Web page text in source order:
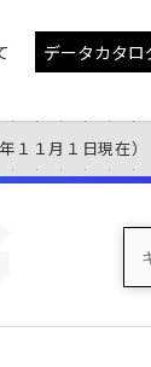
データカタロ
１１月１日現在）